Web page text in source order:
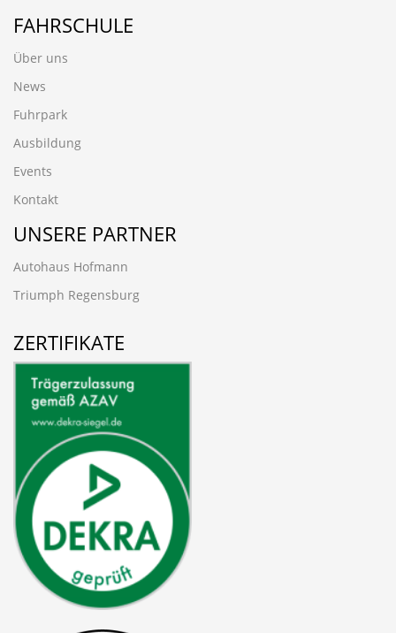
FAHRSCHULE
Über uns
News
Fuhrpark
Ausbildung
Events
Kontakt
UNSERE PARTNER
Autohaus Hofmann
Triumph Regensburg
ZERTIFIKATE